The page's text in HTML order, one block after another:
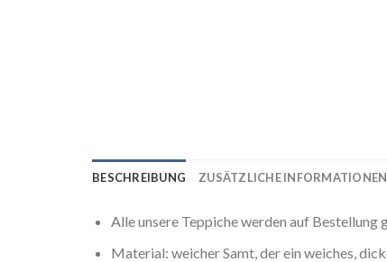
BESCHREIBUNG ZUSÄTZLICHE INFORMATIONEN
Alle unsere Teppiche werden auf
Material: weicher Samt, der ein weiches,